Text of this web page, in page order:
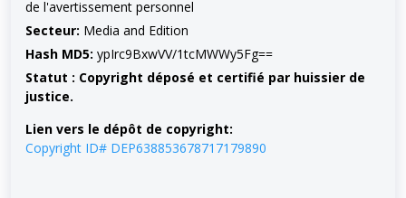
de l'avertissement personnel
Secteur: Media and Edition
Hash MD5: ypIrc9BxwVV/1tcMWWy5Fg==
Statut : Copyright déposé et certifié par huissier de
justice.
Lien vers le dépôt de copyright:
Copyright ID# DEP638853678717179890